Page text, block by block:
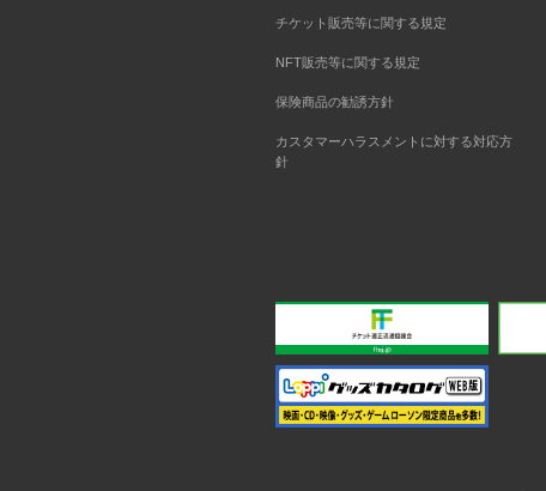
チケット販売等に関する規定
NFT販売等に関する規定
保険商品の勧誘方針
カスタマーハラスメントに対する対応方
針